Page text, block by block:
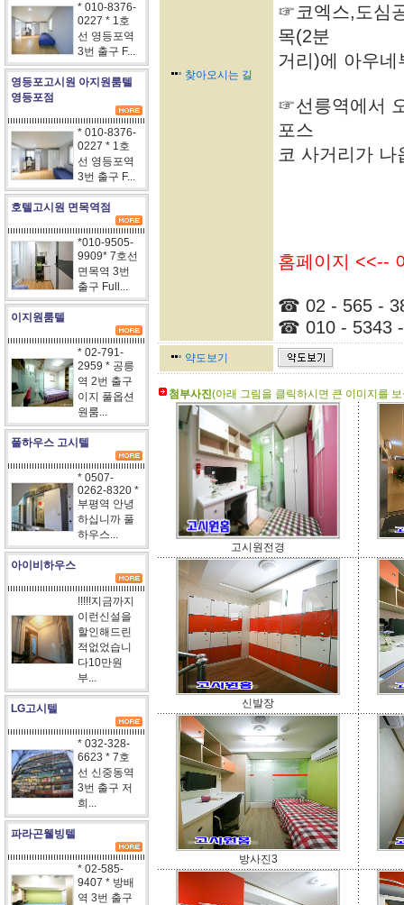
* 010-8376-
0227 * 1호
선 영등포역
3번 출구 F...
영등포고시원 아지원룸텔
영등포점
* 010-8376-
0227 * 1호
선 영등포역
3번 출구 F...
호텔고시원 면목역점
*010-9505-
9909* 7호선
면목역 3번
출구 Full...
이지원룸텔
* 02-791-
2959 * 공릉
역 2번 출구
이지 풀옵션
원룸...
풀하우스 고시텔
* 0507-
0262-8320 *
부평역 안녕
하십니까 풀
하우스...
아이비하우스
!!!!!지금까지
이런신설을
할인해드린
적없었습니
다10만원
부...
LG고시텔
* 032-328-
6623 * 7호
선 신중동역
3번 출구 저
희...
파라곤웰빙텔
* 02-585-
9407 * 방배
역 3번 출구
찾아오시는 길
☞코엑스,도심
목(2분
거리)에 아우네
☞선릉역에서
포스
코 사거리가
홈페이지 <<--
☎ 02 - 565 -
☎ 010 - 5343
약도보기
첨부사진(아래 그림을 클릭하시면 큰 이미지를
고시원전경
신발장
방사진3